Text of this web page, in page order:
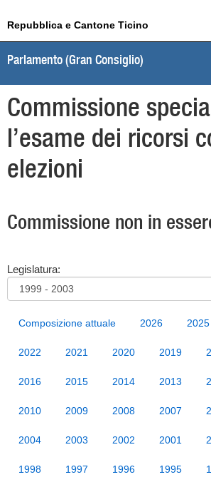
Repubblica e Cantone Ticino
Parlamento (Gran Consiglio)
Commissione
l’esame dei ricorsi
elezioni
Commissione non in
Legislatura:
Composizione attuale 2026 2025
2022 2021 2020 2019
2016 2015 2014 2013
2010 2009 2008 2007
2004 2003 2002 2001
1998 1997 1996 1995